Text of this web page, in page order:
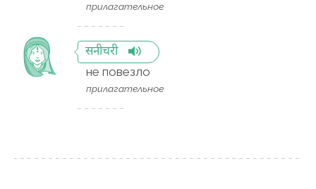
прилагательное
सनीचरी
не повезло
прилагательное